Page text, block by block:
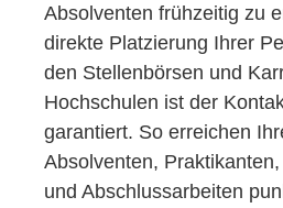
Absolventen frühzeitig zu
direkte Platzierung Ihrer
den Stellenbörsen und
Hochschulen ist der
garantiert. So erreichen
Absolventen,
und Abschlussarbeiten